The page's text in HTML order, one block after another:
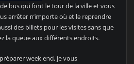
bus qui font le tour de la ville et vous
arrêter n’importe où et le reprendre
des billets pour les visites sans que
la queue aux différents endroits.
week end, je vous